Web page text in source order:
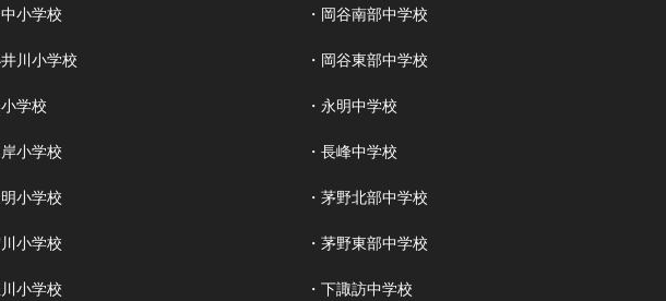
中小学校
井川小学校
小学校
岸小学校
明小学校
川小学校
川小学校
・岡谷南部中学校
・岡谷東部中学校
・永明中学校
・長峰中学校
・茅野北部中学校
・茅野東部中学校
・下諏訪中学校